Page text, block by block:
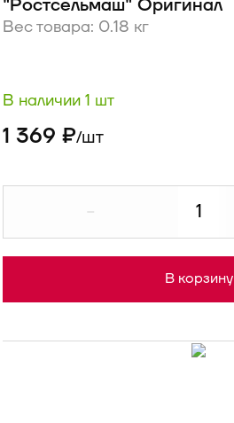
"Ростсельмаш" Оригинал
Вес товара: 0.18 кг
В наличии 1 шт
1 369 ₽/шт
В корзину